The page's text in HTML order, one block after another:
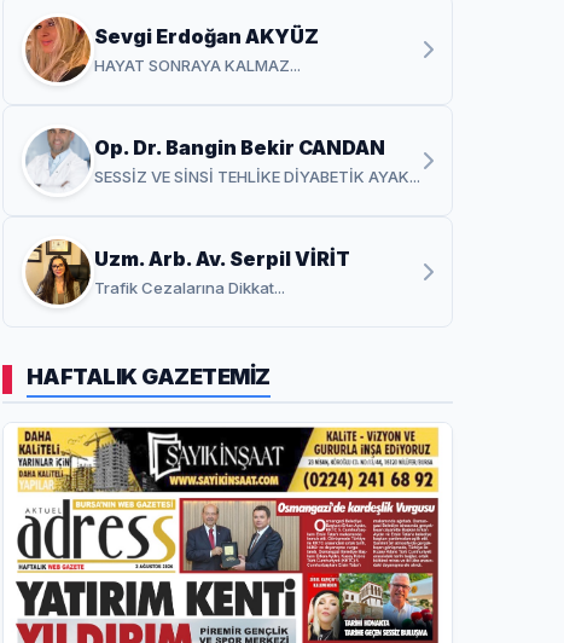
Sevgi Erdoğan AKYÜZ
HAYAT SONRAYA KALMAZ...
Op. Dr. Bangin Bekir CANDAN
SESSİZ VE SİNSİ TEHLİKE DİYABETİK AYAK...
Uzm. Arb. Av. Serpil VİRİT
Trafik Cezalarına Dikkat...
HAFTALIK GAZETEMİZ